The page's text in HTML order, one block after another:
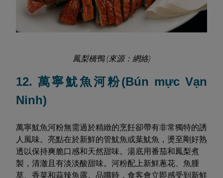
鳳梨橋鴨 (來源：網絡)
12. 萬寧魷魚河粉(Bún mực Vạn
Ninh)
萬寧魷魚河粉無需過於精緻的烹飪卻帶有非常獨特的誘
人風味。亮點在於新鮮的管魷魚或葉魷魚，燙至剛好熟
透以保持爽脆口感和天然甜味。湯底用番茄和鳳梨煮
製，清澈且有淡淡酸甜味。河粉配上新鮮蔥花、魚腫
草、香菜和蒜辣魚露。品嚐時，食客會立即感受到新鮮